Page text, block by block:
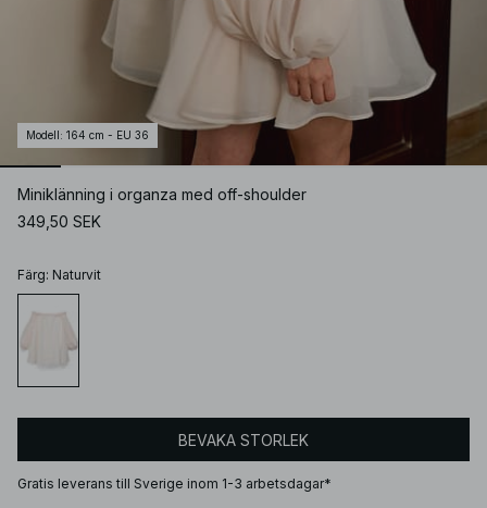
Modell : 164 cm - EU 36
Miniklänning i organza med off-shoulder
349,50 SEK
Färg: Naturvit
BEVAKA STORLEK
Gratis leverans till Sverige inom 1-3 arbetsdagar*